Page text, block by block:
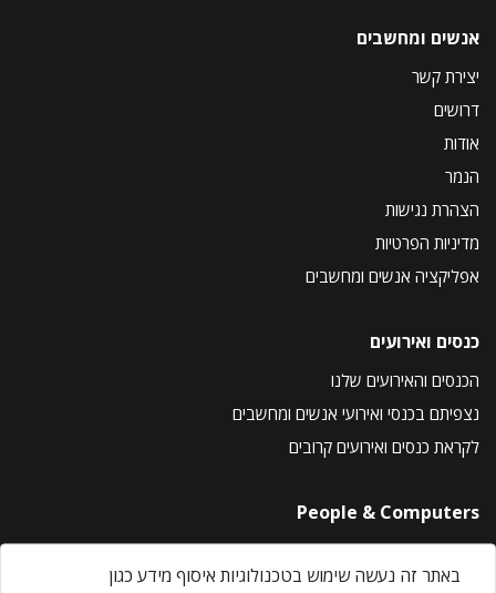
אנשים ומחשבים
יצירת קשר
דרושים
אודות
הנמר
הצהרת נגישות
מדיניות הפרטיות
אפליקציה אנשים ומחשבים
כנסים ואירועים
הכנסים והאירועים שלנו
נצפיתם בכנסי ואירועי אנשים ומחשבים
לקראת כנסים ואירועים קרובים
People & Computers
About Us
Privacy Policy
באתר זה נעשה שימוש בטכנולוגיות איסוף מידע כגון